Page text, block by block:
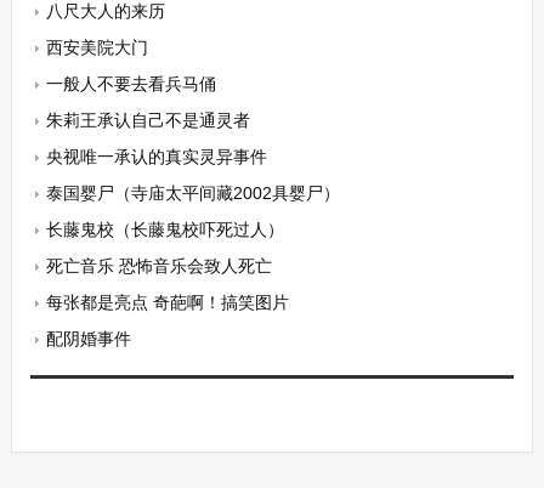
八尺大人的来历
西安美院大门
一般人不要去看兵马俑
朱莉王承认自己不是通灵者
央视唯一承认的真实灵异事件
泰国婴尸（寺庙太平间藏2002具婴尸）
长藤鬼校（长藤鬼校吓死过人）
死亡音乐 恐怖音乐会致人死亡
每张都是亮点 奇葩啊！搞笑图片
配阴婚事件